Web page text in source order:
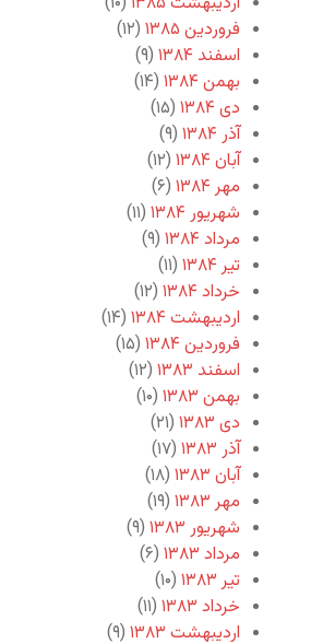
فروردین ۱۳۸۵
(۱۲)
اسفند ۱۳۸۴
(۹)
بهمن ۱۳۸۴
(۱۴)
دی ۱۳۸۴
(۱۵)
آذر ۱۳۸۴
(۹)
آبان ۱۳۸۴
(۱۲)
مهر ۱۳۸۴
(۶)
شهریور ۱۳۸۴
(۱۱)
مرداد ۱۳۸۴
(۹)
تیر ۱۳۸۴
(۱۱)
خرداد ۱۳۸۴
(۱۲)
اردیبهشت ۱۳۸۴
(۱۴)
فروردین ۱۳۸۴
(۱۵)
اسفند ۱۳۸۳
(۱۲)
بهمن ۱۳۸۳
(۱۰)
دی ۱۳۸۳
(۲۱)
آذر ۱۳۸۳
(۱۷)
آبان ۱۳۸۳
(۱۸)
مهر ۱۳۸۳
(۱۹)
شهریور ۱۳۸۳
(۹)
مرداد ۱۳۸۳
(۶)
تیر ۱۳۸۳
(۱۰)
خرداد ۱۳۸۳
(۱۱)
اردیبهشت ۱۳۸۳
(۹)